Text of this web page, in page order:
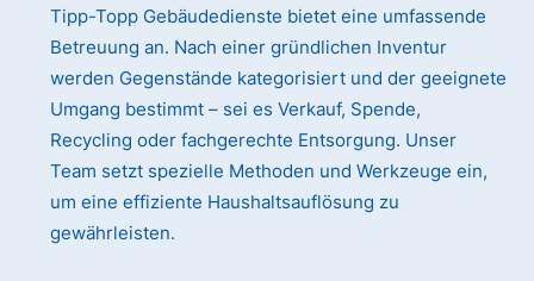
Tipp-Topp Gebäudedienste bietet eine umfassende
Betreuung an. Nach einer gründlichen Inventur
werden Gegenstände kategorisiert und der geeignete
Umgang bestimmt – sei es Verkauf, Spende,
Recycling oder fachgerechte Entsorgung. Unser
Team setzt spezielle Methoden und Werkzeuge ein,
um eine effiziente Haushaltsauflösung zu
gewährleisten.